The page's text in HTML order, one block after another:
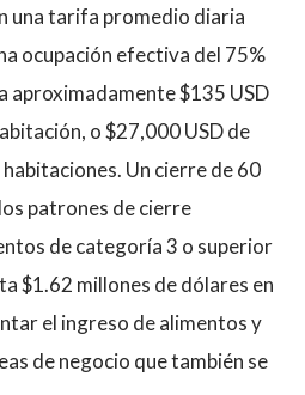
una tarifa promedio diaria
ocupación efectiva del 75%
aproximadamente $135 USD
o $27,000 USD de
Un cierre de 60
patrones de cierre
de categoría 3 o superior
$1.62 millones de dólares en
el ingreso de alimentos y
de negocio que también se